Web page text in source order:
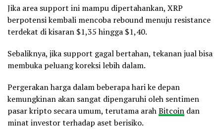
Jika area support ini mampu dipertahankan, XRP
berpotensi kembali mencoba rebound menuju resistance
terdekat di kisaran $1,35 hingga $1,40.
Sebaliknya, jika support gagal bertahan, tekanan jual bisa
membuka peluang koreksi lebih dalam.
Pergerakan harga dalam beberapa hari ke depan
kemungkinan akan sangat dipengaruhi oleh sentimen
pasar kripto secara umum, terutama arahBitcoin dan
minat investor terhadap aset berisiko.